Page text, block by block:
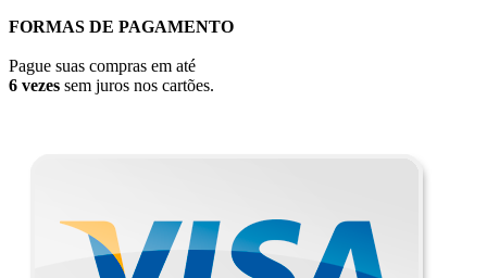
FORMAS DE PAGAMENTO
Pague suas compras em até
6 vezes sem juros nos cartões.